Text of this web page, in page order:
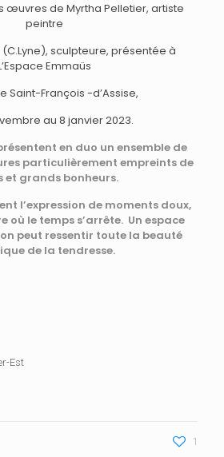
œuvres de Myrtha Pelletier, artiste
peintre
sculpteure, présentée à
Emmaüs
Saint-François -d’Assise,
au 8 janvier 2023.
en duo un ensemble de
particulièrement empreints de
et grands bonheurs.
l’expression de moments doux,
où le temps s’arrête. Un espace
peut ressentir toute la beauté
de la tendresse.
Est
1